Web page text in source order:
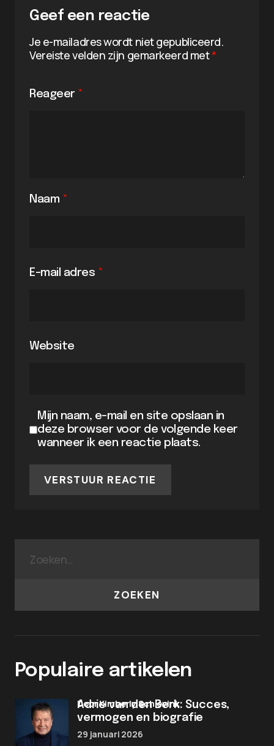
Geef een reactie
Je e-mailadres wordt niet gepubliceerd.
Vereiste velden zijn gemarkeerd met*
Reageer *
Naam *
E-mail adres *
Website
Mijn naam, e-mail en site opslaan in
deze browser voor de volgende keer
wanneer ik een reactie plaats.
VERSTUUR REACTIE
ZOEKEN
Populaire artikelen
Adrie van den Berk: Succes,
vermogen en biografie
door Kimberly Schievink
29 januari 2026